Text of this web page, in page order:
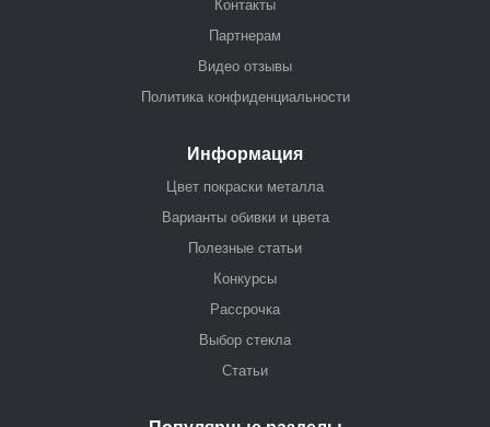
Контакты
Партнерам
Видео отзывы
Политика конфиденциальности
Информация
Цвет покраски металла
Варианты обивки и цвета
Полезные статьи
Конкурсы
Рассрочка
Выбор стекла
Статьи